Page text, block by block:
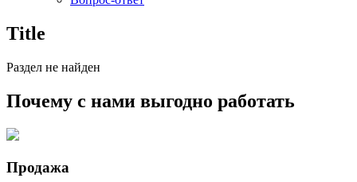
Title
Раздел не найден
Почему с нами выгодно работать
Продажа